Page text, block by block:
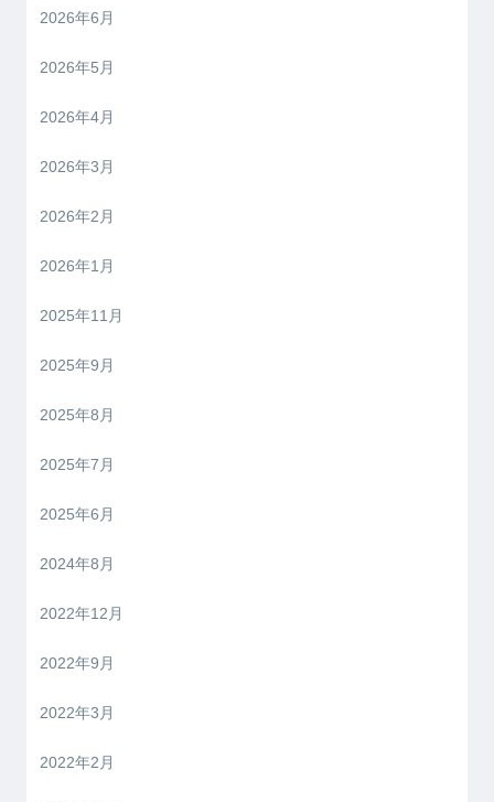
2026年6月
2026年5月
2026年4月
2026年3月
2026年2月
2026年1月
2025年11月
2025年9月
2025年8月
2025年7月
2025年6月
2024年8月
2022年12月
2022年9月
2022年3月
2022年2月